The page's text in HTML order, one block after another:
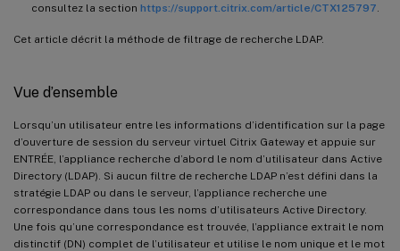
consultez la section https://support.citrix.com/article/CTX125797
Cet article décrit la méthode de filtrage de recherche LDAP.
Vue d’ensemble
Lorsqu’un utilisateur entre les informations d’identification sur la page
d’ouverture de session du serveur virtuel Citrix Gateway et appuie sur
ENTRÉE, l’appliance recherche d’abord le nom d’utilisateur dans Active
Directory (LDAP). Si aucun filtre de recherche LDAP n’est défini dans la
stratégie LDAP ou dans le serveur, l’appliance recherche une
correspondance dans tous les noms d’utilisateurs Active Directory.
Une fois qu’une correspondance est trouvée, l’appliance extrait le nom
distinctif (DN) complet de l’utilisateur et utilise le nom unique et le mot